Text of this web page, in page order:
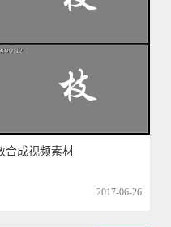
合成视频素材
2017-06-26